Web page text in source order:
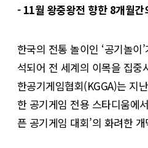
- 11월 왕중왕전 향한 8개월간
한국의 전통 놀이인 ‘공기놀이
석되어 전 세계의 이목을 집중
한공기게임협회(KGGA)는 지
한 공기게임 전용 스타디움에
픈 공기게임 대회’의 화려한